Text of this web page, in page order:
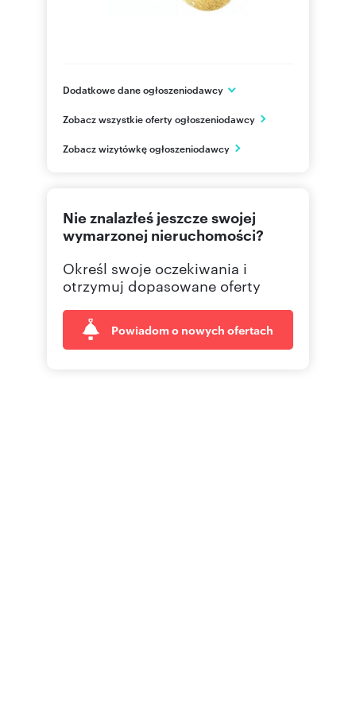
Dodatkowe dane ogłoszeniodawcy
Szczecin
PL
918202 Pokaż telefon
Zobacz wszystkie oferty ogłoszeniodawcy
Zobacz wizytówkę ogłoszeniodawcy
Nie znalazłeś jeszcze swojej
wymarzonej nieruchomości?
Określ swoje oczekiwania i
otrzymuj dopasowane oferty
Powiadom o nowych ofertach